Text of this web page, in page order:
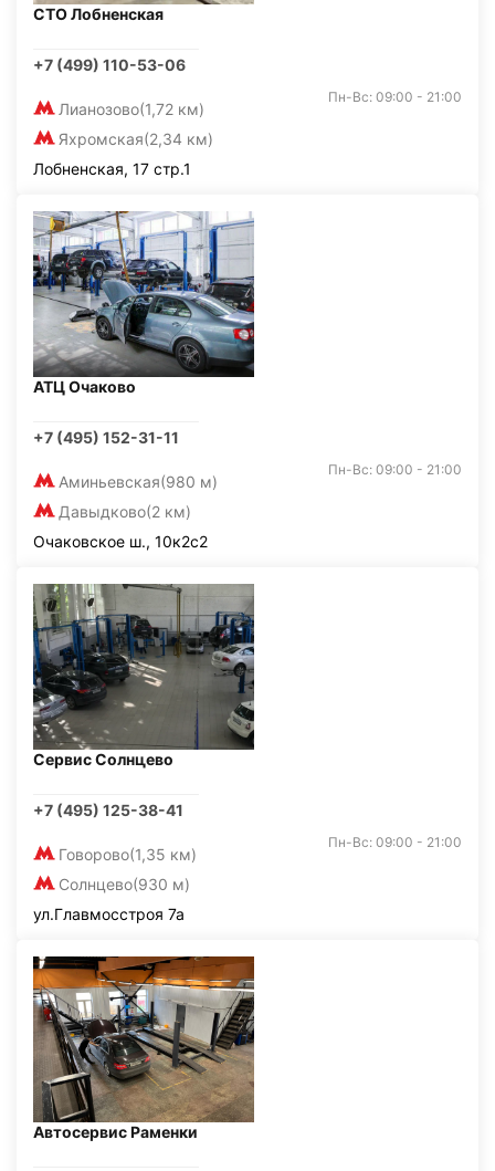
СТО Лобненская
+7 (499) 110-53-06
Лианозово(1,72 км)
Яхромская(2,34 км)
Пн-Вс: 09:00 - 21:00
Лобненская, 17 стр.1
АТЦ Очаково
+7 (495) 152-31-11
Аминьевская(980 м)
Давыдково(2 км)
Пн-Вс: 09:00 - 21:00
Очаковское ш., 10к2с2
Сервис Солнцево
+7 (495) 125-38-41
Говорово(1,35 км)
Солнцево(930 м)
Пн-Вс: 09:00 - 21:00
ул.Главмосстроя 7а
Автосервис Раменки